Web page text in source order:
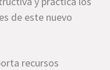
de este nuevo
recursos